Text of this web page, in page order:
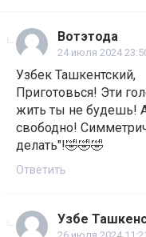
Вотэтода
24 июля 2024
Узбек Ташкентский,
Приготовься! Эти
жить ты не будешь!
свободно!
делать"!🤣🤣🤣
Ответить
Узбе